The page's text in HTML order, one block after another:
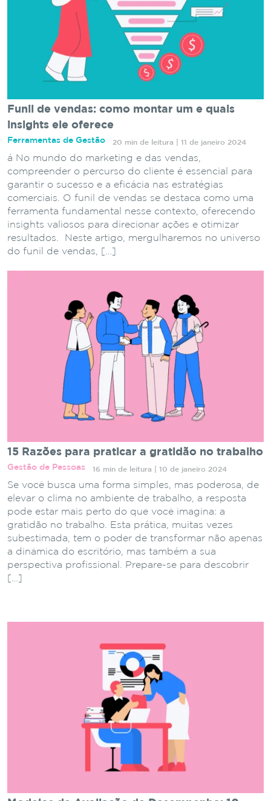
Funil de vendas: como montar um e quais
insights ele oferece
Ferramentas de Gestão 20 min de leitura | 11 de janeiro 2024
á No mundo do marketing e das vendas,
compreender o percurso do cliente é essencial para
garantir o sucesso e a eficácia nas estratégias
comerciais. O funil de vendas se destaca como uma
ferramenta fundamental nesse contexto, oferecendo
insights valiosos para direcionar ações e otimizar
resultados. Neste artigo, mergulharemos no universo
do funil de vendas, […]
15 Razões para praticar a gratidão no trabalho
Gestão de Pessoas 16 min de leitura | 10 de janeiro 2024
Se você busca uma forma simples, mas poderosa, de
elevar o clima no ambiente de trabalho, a resposta
pode estar mais perto do que você imagina: a
gratidão no trabalho. Esta prática, muitas vezes
subestimada, tem o poder de transformar não apenas
a dinâmica do escritório, mas também a sua
perspectiva profissional. Prepare-se para descobrir